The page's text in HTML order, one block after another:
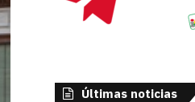
Últimas noticias